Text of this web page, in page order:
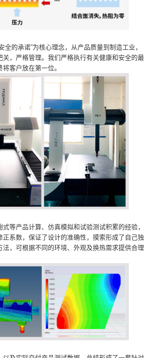
全的承诺”为核心理念，从产品质量到制造工业，
关，严格管理。我们严格执行有关健康和安全的最
客户放在第一位。
等产品计算、仿真模拟和试验测试积累的经验，
正系数，保证了设计的准确性，摸索形成了自己独
法，可根据不同的环境、外观及换热需求提供合理